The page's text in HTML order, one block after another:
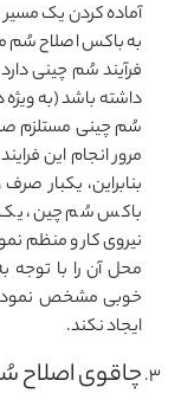
آماده کردن یک
به باکس اصلاح سُم
فرآیند سُم چینی
داشته باشد (به
سُم چینی مستلزم
مرور انجام این
بنابراین، یکبار
باکس سُم چین، یک
نیروی کار و منظم
محل آن را با توجه
خوبی مشخص نمود تا
ایجاد نکند.
چاقوی اصلاح